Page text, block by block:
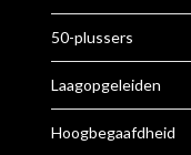
50-plussers
Laagopgeleiden
Hoogbegaafdheid